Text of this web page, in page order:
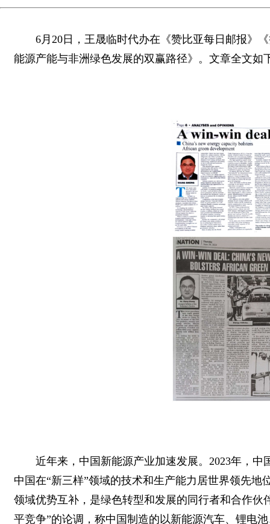
6月20日，王晟临时代办在《赞比亚每日邮报》
能源产能与非洲绿色发展的双赢路径》。文章全文如
近年来，中国新能源产业加速发展。2023年，
中国在“新三样”领域的技术和生产能力居世界领先
领域优势互补，是绿色转型和发展的同行者和合作
平竞争”的论调，称中国制造的以新能源汽车、锂电